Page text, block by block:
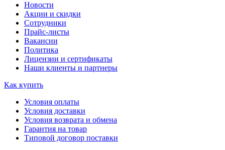
Новости
Акции и скидки
Сотрудники
Прайс-листы
Вакансии
Политика
Лицензии и сертификаты
Наши клиенты и партнеры
Как купить
Условия оплаты
Условия доставки
Условия возврата и обмена
Гарантия на товар
Типовой договор поставки